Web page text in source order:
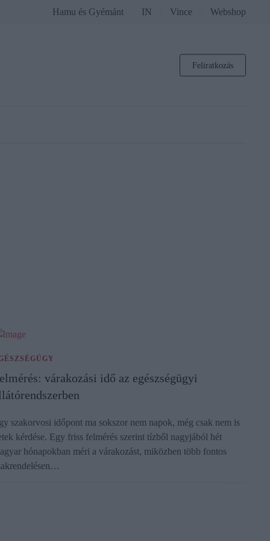
Hamu és Gyémánt IN Vince Webshop
Feliratkozás
várakozási idő az egészségügyi
szakorvosi időpont ma sokszor nem napok, még csak nem is
kérdése. Egy friss felmérés szerint tízből nagyjából hét
hónapokban méri a várakozást, miközben több fontos